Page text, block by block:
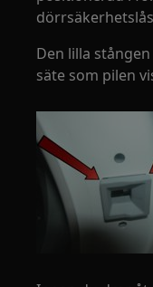
Den lilla
säte som pilen